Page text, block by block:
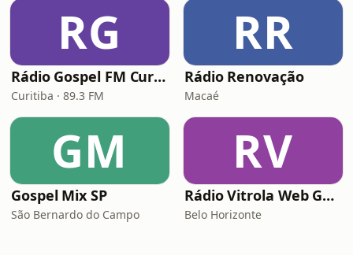
RG
Rádio Gospel FM Curitiba
Curitiba · 89.3 FM
RR
Rádio Renovação
Macaé
GM
Gospel Mix SP
São Bernardo do Campo
RV
Rádio Vitrola Web Gospel
Belo Horizonte